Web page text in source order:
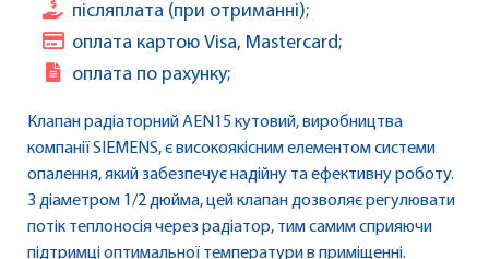
післяплата (при отриманні);
оплата картою Visa, Mastercard;
оплата по рахунку;
Клапан радіаторний AEN15 кутовий, виробництва
компанії SIEMENS, є високоякісним елементом системи
опалення, який забезпечує надійну та ефективну роботу.
З діаметром 1/2 дюйма, цей клапан дозволяє регулювати
потік теплоносія через радіатор, тим самим сприяючи
підтримці оптимальної температури в приміщенні.